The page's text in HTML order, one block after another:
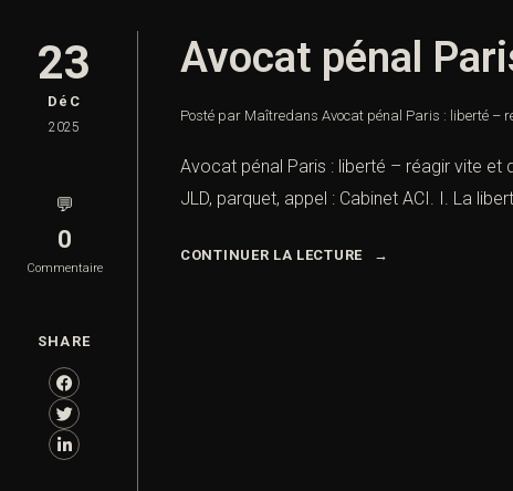
23
DéC
2025
💬
0
Commentaire
SHARE
Avocat pénal
Posté par Maîtredans Avocat pénal Paris : liberté –
Avocat pénal Paris : liberté – réagir vite et
JLD, parquet, appel : Cabinet ACI. I. La
CONTINUER LA LECTURE